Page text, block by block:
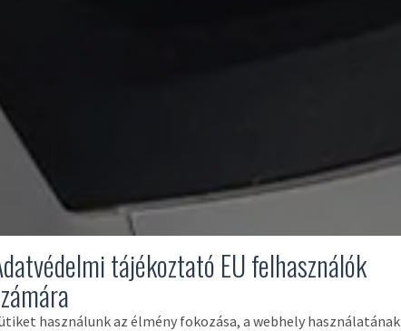
tájékoztató EU felhasználók
használunk az élmény fokozása, a webhely használatának